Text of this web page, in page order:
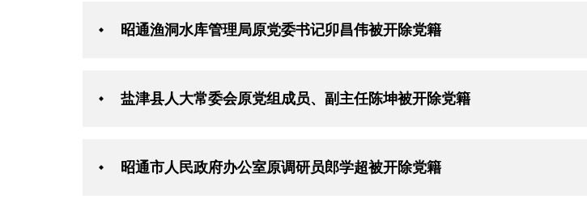
昭通渔洞水库管理局原党委书记卯昌伟被开除党籍
盐津县人大常委会原党组成员、副主任陈坤被开除党籍
昭通市人民政府办公室原调研员郎学超被开除党籍